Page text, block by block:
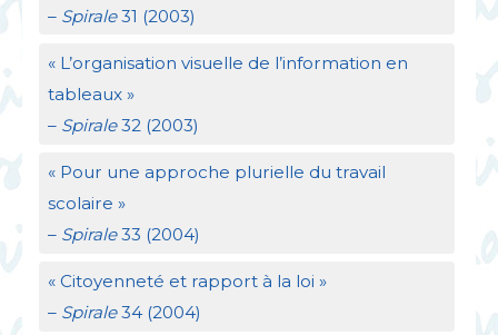
– Spirale31 (2003)
« L’organisation visuelle de l’information en
tableaux »
– Spirale32 (2003)
« Pour une approche plurielle du travail
scolaire »
– Spirale33 (2004)
« Citoyenneté et rapport à la loi »
– Spirale34 (2004)